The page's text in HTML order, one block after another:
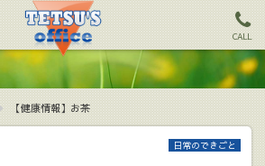
CALL
【健康情報】お茶
日常のできごと